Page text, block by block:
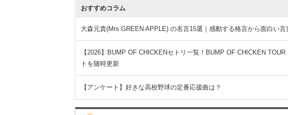
おすすめコラム
大森元貴(Mrs.GREEN APPLE) の名言15選｜感動する格言から面白い言
【2026】BUMP OF CHICKENセトリ一覧！BUMP OF CHICKEN
トを随時更新
【アンケート】好きな高校野球の定番応援曲は？